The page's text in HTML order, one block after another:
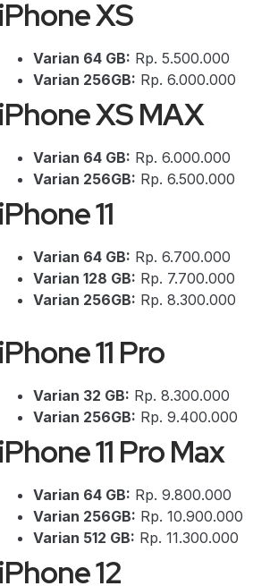
iPhone XS
Varian 64 GB: Rp. 5.500.000
Varian 256GB: Rp. 6.000.000
iPhone XS MAX
Varian 64 GB: Rp. 6.000.000
Varian 256GB: Rp. 6.500.000
iPhone 11
Varian 64 GB: Rp. 6.700.000
Varian 128 GB: Rp. 7.700.000
Varian 256GB: Rp. 8.300.000
iPhone 11 Pro
Varian 32 GB: Rp. 8.300.000
Varian 256GB: Rp. 9.400.000
iPhone 11 Pro Max
Varian 64 GB: Rp. 9.800.000
Varian 256GB: Rp. 10.900.000
Varian 512 GB: Rp. 11.300.000
iPhone 12